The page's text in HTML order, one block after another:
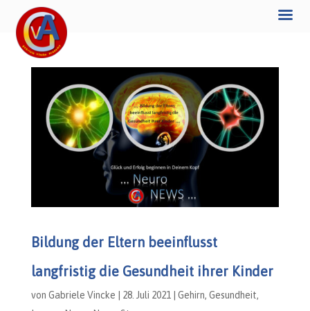
Bildung der Eltern beeinflusst
langfristig die Gesundheit ihrer Kinder
von Gabriele Vincke | 28. Juli 2021 | Gehirn, Gesundheit,